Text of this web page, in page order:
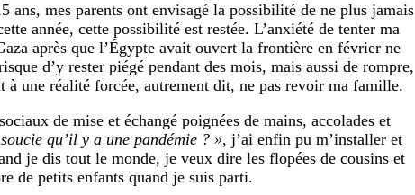
ans, mes parents ont envisagé la possibilité de ne plus jamais
année, cette possibilité est restée. L’anxiété de tenter ma
après que l’Égypte avait ouvert la frontière en février ne
d’y rester piégé pendant des mois, mais aussi de rompre,
à une réalité forcée, autrement dit, ne pas revoir ma famille.
de mise et échangé poignées de mains, accolades et
qu’il y a une pandémie ? », j’ai enfin pu m’installer et
je dis tout le monde, je veux dire les flopées de cousins et
de petits enfants quand je suis parti.